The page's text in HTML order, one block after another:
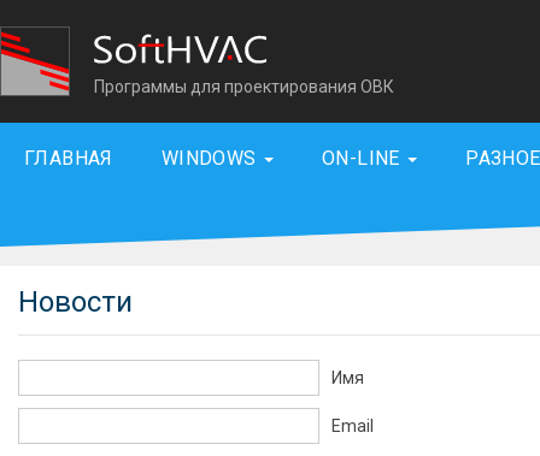
Программы для проектирования ОВК
ГЛАВНАЯ WINDOWS ON-LINE
Новости
Имя
Email